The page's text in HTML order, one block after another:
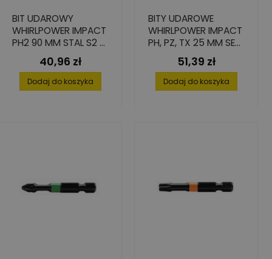
BIT UDAROWY
WHIRLPOWER IMPACT
PH2 90 MM STAL S2 –
Cena
40,96 zł
Dodaj do koszyka
BITY UDAROWE
WHIRLPOWER IMPACT
PH, PZ, TX 25 MM SET
Cena
51,39 zł
Dodaj do koszyka